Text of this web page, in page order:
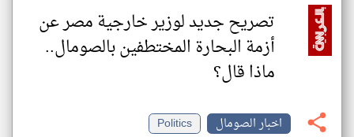
تصريح جديد لوزير خارجية مصر عن
أزمة البحارة المختطفين بالصومال..
ماذا قال؟
اخبار الصومال
Politics